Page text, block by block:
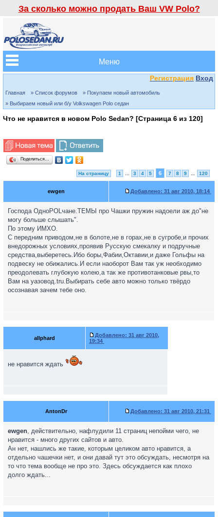
За сколько можно продать Ваш VW Polo?
Меню
Регистрация Вход
Главная » Список форумов
» Покупаем новый автомобиль
» Выбираем новый или б/у Volkswagen Polo седан
Что не нравится в новом Polo Sedan? [Страница 6 из 120]
Поделиться…
На страницу 1 3 4 5 6 7 8 9 120
ewgen Добавлено: 31 авг 2010, 18:14
Господа ОдноPOLчане.ТЕМЫ про Чашки пружин надоели аж до"не
могу больше слышать".
По этому ИМХО.
С передним приводом,не в болоте,не в горах,не в сугробе,и прочих
внедорожных условиях,проявив Русскую смекалку и подручные
средства,выберетесь.Ибо боры,Фабии,Октавии,и даже Гольфы на
подвеску не обижались.И если наоборот Вам так уж необходимо
преодолевать глубокую колею,а так же противотанковые рвы,то
Вам на уазовод.tru.Выбирать себе авто можно только твёрдо
осознавая зачем тебе оно.
allphard Добавлено: 31 авг 2010,
19:34
не нравится ждать
AntonDr Добавлено: 31 авг 2010, 21:31
ewgen, действительно, нафлудили 11 страниц непойми чего, не
нравится - много других сайтов и авто.
Ан нет, нашлись же такие, которым целиком авто нравится, а
отдельно чашечки нет, и они давай тут это обсуждать, несмотря на
то что тема вообще не про это. Здесь обсуждается как плохо
долго ждать...